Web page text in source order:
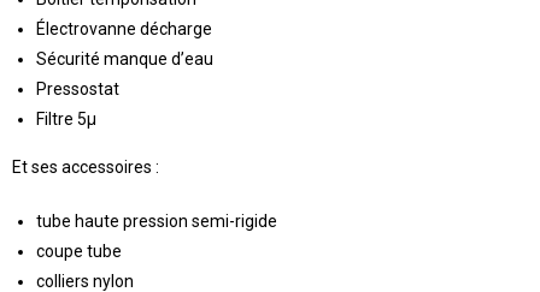
Électrovanne décharge
Sécurité manque d’eau
Pressostat
Filtre 5µ
Et ses accessoires :
tube haute pression semi-rigide
coupe tube
colliers nylon